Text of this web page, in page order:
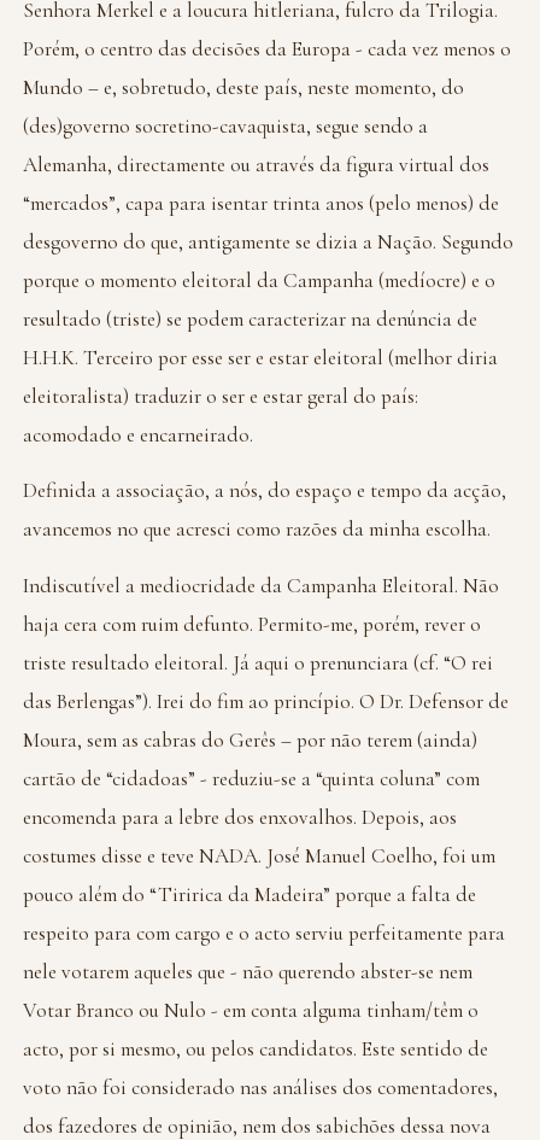
Senhora Merkel e a loucura hitleriana, fulcro da Trilogia.
Porém, o centro das decisões da Europa - cada vez menos o
Mundo – e, sobretudo, deste país, neste momento, do
(des)governo socretino-cavaquista, segue sendo a
Alemanha, directamente ou através da figura virtual dos
“mercados”, capa para isentar trinta anos (pelo menos) de
desgoverno do que, antigamente se dizia a Nação. Segundo
porque o momento eleitoral da Campanha (medíocre) e o
resultado (triste) se podem caracterizar na denúncia de
H.H.K. Terceiro por esse ser e estar eleitoral (melhor diria
eleitoralista) traduzir o ser e estar geral do país:
acomodado e encarneirado.
Definida a associação, a nós, do espaço e tempo da acção,
avancemos no que acresci como razões da minha escolha.
Indiscutível a mediocridade da Campanha Eleitoral. Não
haja cera com ruim defunto. Permito-me, porém, rever o
triste resultado eleitoral. Já aqui o prenunciara (cf. “O rei
das Berlengas”). Irei do fim ao princípio. O Dr. Defensor de
Moura, sem as cabras do Gerês – por não terem (ainda)
cartão de “cidadoas” - reduziu-se a “quinta coluna” com
encomenda para a lebre dos enxovalhos. Depois, aos
costumes disse e teve NADA. José Manuel Coelho, foi um
pouco além do “Tiririca da Madeira” porque a falta de
respeito para com cargo e o acto serviu perfeitamente para
nele votarem aqueles que - não querendo abster-se nem
Votar Branco ou Nulo - em conta alguma tinham/têm o
acto, por si mesmo, ou pelos candidatos. Este sentido de
voto não foi considerado nas análises dos comentadores,
dos fazedores de opinião, nem dos sabichões dessa nova